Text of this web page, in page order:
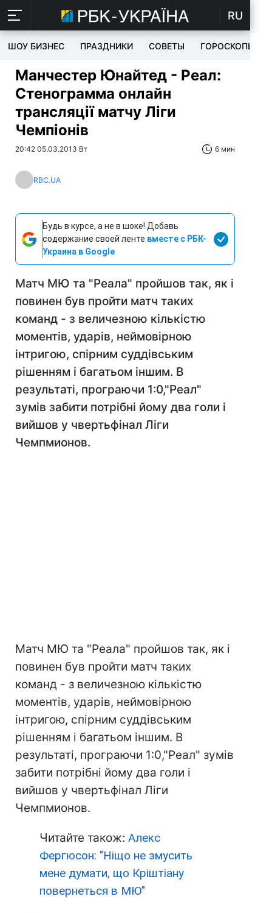
RU
ШОУ БИЗНЕС ПРАЗДНИКИ СОВЕТЫ ГОРОСКОПЫ
Манчестер Юнайтед - Реал:
Стенограмма онлайн
трансляції матчу Ліги
Чемпіонів
20:42 05.03.2013 Вт 6 мин
RBC.UA
Будь в курсе, а не в шоке! Добавь
содержание своей ленте вместе с РБК-
Украина в Google
Матч МЮ та "Реала" пройшов так, як і
повинен був пройти матч таких
команд - з величезною кількістю
моментів, ударів, неймовірною
інтригою, спірним суддівським
рішенням і багатьом іншим. В
результаті, програючи 1:0,"Реал"
зумів забити потрібні йому два голи і
вийшов у чвертьфінал Ліги
Чемпмионов.
Матч МЮ та "Реала" пройшов так, як і
повинен був пройти матч таких
команд - з величезною кількістю
моментів, ударів, неймовірною
інтригою, спірним суддівським
рішенням і багатьом іншим. В
результаті, програючи 1:0,"Реал" зумів
забити потрібні йому два голи і
вийшов у чвертьфінал Ліги
Чемпмионов.
Читайте також: Алекс
Фергюсон: "Ніщо не змусить
мене думати, що Кріштіану
повернеться в МЮ"